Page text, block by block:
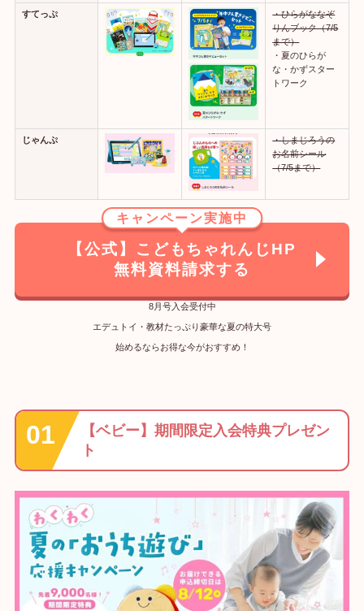
すてっぷ
・ひらがななぞ
りんブック（7/5
まで）
・夏のひらが
な・かずスター
トワーク
じゃんぷ
・しまじろうの
お名前シール
（7/5まで）
キャンペーン実施中
【公式】こどもちゃれんじHP
無料資料請求する
8月号入会受付中
エデュトイ・教材たっぷり豪華な夏の特大号
始めるならお得な今がおすすめ！
【ベビー】期間限定入会特典プレゼン
ト